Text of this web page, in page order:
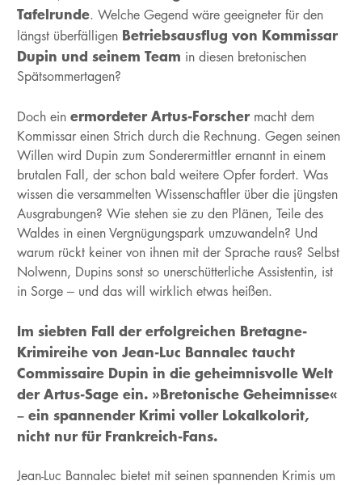
Tafelrunde. Welche Gegend wäre geeigneter für den
längst überfälligen Betriebsausflug von Kommissar
Dupin und seinem Team in diesen bretonischen
Spätsommertagen?
Doch ein ermordeter Artus-Forschermacht dem
Kommissar einen Strich durch die Rechnung. Gegen seinen
Willen wird Dupin zum Sonderermittler ernannt in einem
brutalen Fall, der schon bald weitere Opfer fordert. Was
wissen die versammelten Wissenschaftler über die jüngsten
Ausgrabungen? Wie stehen sie zu den Plänen, Teile des
Waldes in einen Vergnügungspark umzuwandeln? Und
warum rückt keiner von ihnen mit der Sprache raus? Selbst
Nolwenn, Dupins sonst so unerschütterliche Assistentin, ist
in Sorge – und das will wirklich etwas heißen.
Im siebten Fall der erfolgreichen Bretagne-
Krimireihe von Jean-Luc Bannalec taucht
Commissaire Dupin in die geheimnisvolle Welt
der Artus-Sage ein. »Bretonische Geheimnisse«
– ein spannender Krimi voller Lokalkolorit,
nicht nur für Frankreich-Fans.
Jean-Luc Bannalec bietet mit seinen spannenden Krimis um